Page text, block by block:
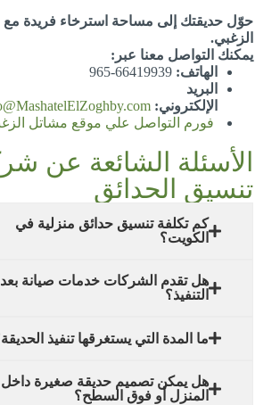
حوّل حديقتك إلى مساحة استرخاء فريدة
الزغبي.
يمكنك التواصل معنا عبر:
الهاتف:
البريد
الإلكتروني:
فورم التواصل علي موقع مشاتل
الأسئلة الشائعة عن
تنسيق الحدائق
كم تكلفة تنسيق حدائق منزلية في
الكويت؟
هل تقدم الشركات خدمات صيانة بعد
التنفيذ؟
ما المدة التي يستغرقها تنفيذ
هل يمكن تصميم حديقة صغيرة داخل
المنزل أو فوق السطح؟